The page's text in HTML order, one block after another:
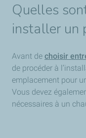
Quelles
installer un
Avant de choisir
de procéder à
emplacement pour
Vous devez
nécessaires à un